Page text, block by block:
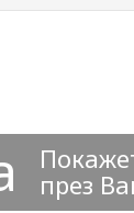
през